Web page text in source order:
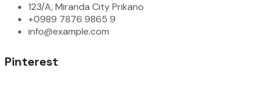
123/A, Miranda City Prikano
+0989 7876 9865 9
info@example.com
Pinterest